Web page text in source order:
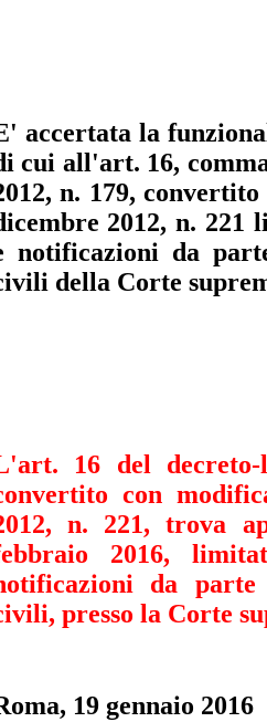
accertata la
cui all'art. 16,
n. 179,
2012, n. 221
notificazioni da
della Corte
16 del decreto-
con
n. 221, trova
2016,
da parte
presso la Corte
19 gennaio 2016